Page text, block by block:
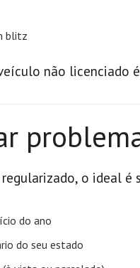
blitz
não licenciado
o ideal é
do ano
do seu estado